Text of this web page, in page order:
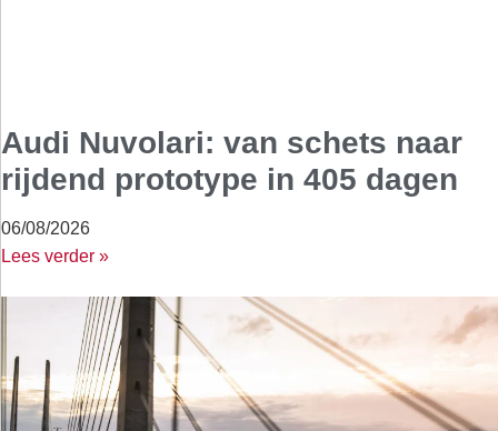
Audi Nuvolari: van schets naar
rijdend prototype in 405 dagen
06/08/2026
Lees verder »